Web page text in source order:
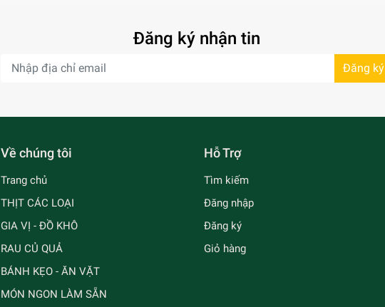
Đăng ký nhận tin
Đăng ký
Về chúng tôi
Trang chủ
THỊT CÁC LOẠI
GIA VỊ - ĐỒ KHÔ
RAU CỦ QUẢ
BÁNH KẸO - ĂN VẶT
MÓN NGON LÀM SẴN
Hỗ Trợ
Tìm kiếm
Đăng nhập
Đăng ký
Giỏ hàng